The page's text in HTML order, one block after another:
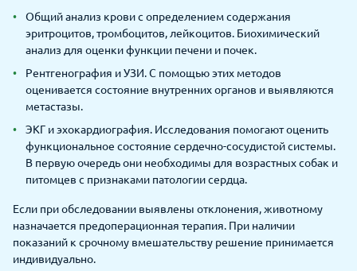
Общий анализ крови с определением содержания
эритроцитов, тромбоцитов, лейкоцитов. Биохимический
анализ для оценки функции печени и почек.
Рентгенография и УЗИ. С помощью этих методов
оценивается состояние внутренних органов и выявляются
метастазы.
ЭКГ и эхокардиография. Исследования помогают оценить
функциональное состояние сердечно-сосудистой системы.
В первую очередь они необходимы для возрастных собак и
питомцев с признаками патологии сердца.
Если при обследовании выявлены отклонения, животному
назначается предоперационная терапия. При наличии
показаний к срочному вмешательству решение принимается
индивидуально.